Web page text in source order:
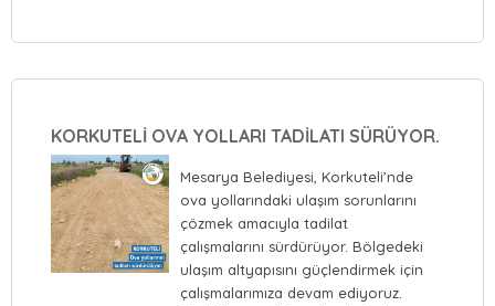
KORKUTELİ OVA YOLLARI TADİLATI SÜRÜYOR.
Mesarya Belediyesi, Korkuteli’nde
ova yollarındaki ulaşım sorunlarını
çözmek amacıyla tadilat
çalışmalarını sürdürüyor. Bölgedeki
ulaşım altyapısını güçlendirmek için
çalışmalarımıza devam ediyoruz.